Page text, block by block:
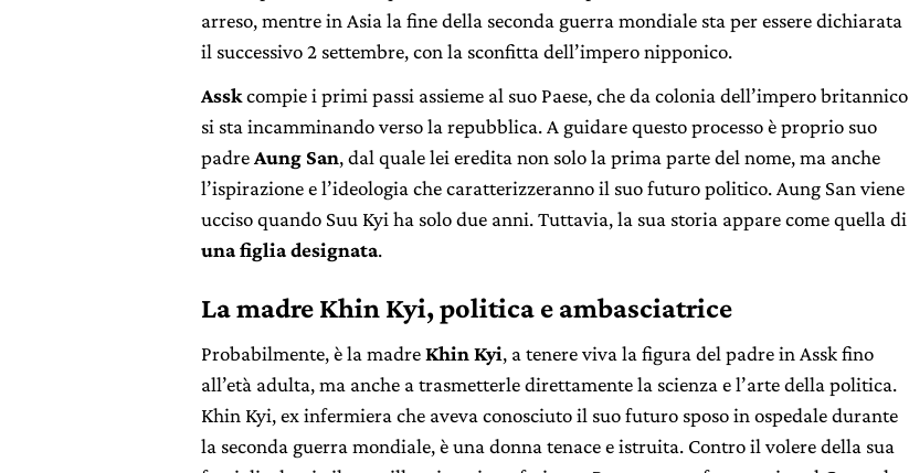
arreso, mentre in Asia la fine della seconda guerra mondiale sta per essere dichiarata
il successivo 2 settembre, con la sconfitta dell’impero nipponico.
Asskcompie i primi passi assieme al suo Paese, che da colonia dell’impero britannico
si sta incamminando verso la repubblica. A guidare questo processo è proprio suo
padreAung San, dal quale lei eredita non solo la prima parte del nome, ma anche
l’ispirazione e l’ideologia che caratterizzeranno il suo futuro politico. Aung San viene
ucciso quando Suu Kyi ha solo due anni. Tuttavia, la sua storia appare come quella di
una figlia designata.
La madre Khin Kyi, politica e ambasciatrice
Probabilmente, è la madreKhin Kyi, a tenere viva la figura del padre in Assk fino
all’età adulta, ma anche a trasmetterle direttamente la scienza e l’arte della politica.
Khin Kyi, ex infermiera che aveva conosciuto il suo futuro sposo in ospedale durante
la seconda guerra mondiale, è una donna tenace e istruita. Contro il volere della sua